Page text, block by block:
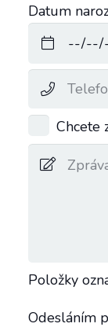
Datum
Chcete
Položky
Odesláním